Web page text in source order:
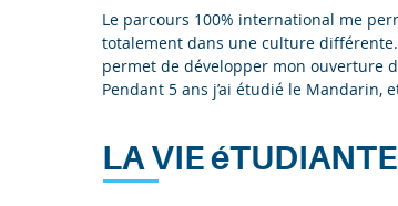
Le parcours 100% international me
totalement dans une culture
permet de développer mon ouverture
Pendant 5 ans j’ai étudié le Mandarin,
LA VIE